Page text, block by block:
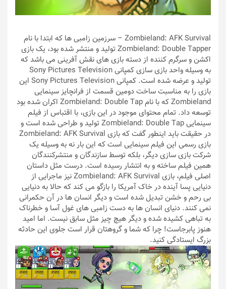
Zombieland: AFK Survival – سرزمین زامبی ها که ابتدا با نام
Zombieland: Double Tapper تولید و منتشر شده بود، یک بازی
اکشن و سرگرم کننده از دسته بازی های نقش آفرینی می باشد که
به وسیله واحد بازی سازی کمپانی Sony Pictures Television
تولید و عرضه شده است. کمپانی Sony Pictures Television این
بازی را به مناسبت ساخت دومین قسمت از فرانچایز سینمایی
Zombieland که با نام Zombieland: Double Tap اکران شده بود
توسعه داد. تمام محتوای موجود در این بازی، با اقتباس از فیلم
سینمایی Zombieland: Double Tap تولید و طراحی شده است و
در حقیقت باید اینطور گفت که بازی Zombieland: AFK Survival
بازی رسمی این فیلم سینمایی است که این بار نه به وسیله یک
شرکت بازی سازی دیگر، بلکه توسط سازندگان و منتشرکنندگان
همین فیلم ساخته و به انتشار رسیده است. درست مثل داستان
اصلی فیلم، بازی Zombieland: AFK Survival نیز ماجرایی از
دنیایی پسا آینده در خاک آمریکا را بازگو می کند که حالا به دنیایی
بی رحم و خشن تبدیل شده است و دیگر انسان ها در آن حکمرانی
نمی کنند. دنیای انسان ها به دست زامبی های غول آسا و خطرناک
به تباهی کشیده شده و دیگر هیچ چیز مثل سابق نیست. اما امید
هنوز پابرجاست! چرا که شما و گروهتان قرار است جلوی این حادثه
بزرگ ایستادگی کنید.